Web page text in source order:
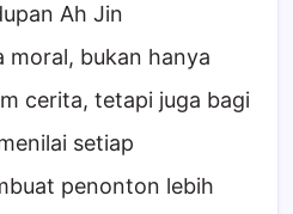
Ah Jin
moral, bukan hanya
cerita, tetapi juga bagi
setiap
penonton lebih